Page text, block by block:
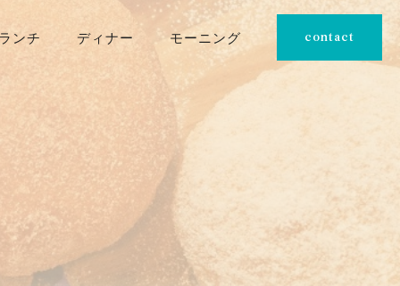
ンチ ディナー モーニング contact